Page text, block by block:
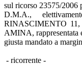
sul ricorso 23575/2006
D.M.A.,
RINASCIMENTO 11,
AMINA, rappresentata
giusta mandato a
- ricorrente -